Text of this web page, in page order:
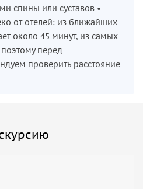
спины или суставов •
от отелей: из ближайших
около 45 минут, из самых
перед
проверить расстояние